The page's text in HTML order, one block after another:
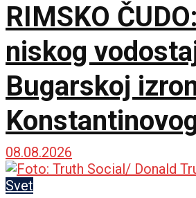
RIMSKO
niskog
Bugarskoj
08.08.2026
Svet